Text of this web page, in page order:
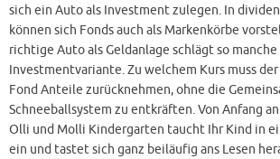
sich ein Auto als Investment zulegen. In
können sich Fonds auch als Markenkörbe
richtige Auto als Geldanlage schlägt so manche
Investmentvariante. Zu welchem Kurs muss
Fond Anteile zurücknehmen, ohne die
Schneeballsystem zu entkräften. Von Anfang
Olli und Molli Kindergarten taucht Ihr Kind in
ein und tastet sich ganz beiläufig ans Lesen